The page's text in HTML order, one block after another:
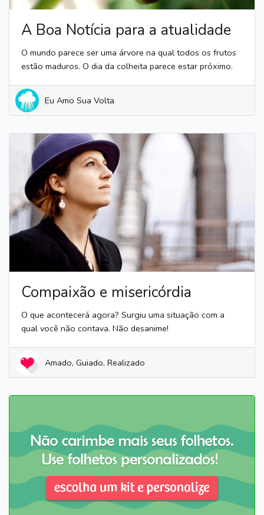
A Boa Notícia para a atualidade
O mundo parece ser uma árvore na qual todos os frutos
estão maduros. O dia da colheita parece estar próximo.
Eu Amo Sua Volta
Compaixão e misericórdia
O que acontecerá agora? Surgiu uma situação com a
qual você não contava. Não desanime!
Amado, Guiado, Realizado